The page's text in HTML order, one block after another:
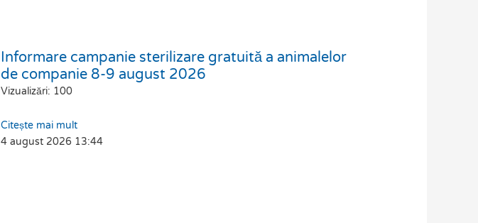
Informare campanie sterilizare gratuită a animalelor
de companie 8-9 august 2026
Vizualizări: 100
Citește mai mult
4 august 2026 13:44